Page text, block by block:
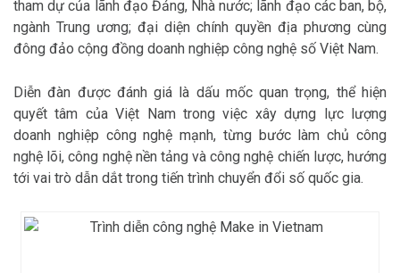
tham dự của lãnh đạo Đảng, Nhà nước; lãnh đạo các ban, bộ,
ngành Trung ương; đại diện chính quyền địa phương cùng
đông đảo cộng đồng doanh nghiệp công nghệ số Việt Nam.
Diễn đàn được đánh giá là dấu mốc quan trọng, thể hiện
quyết tâm của Việt Nam trong việc xây dựng lực lượng
doanh nghiệp công nghệ mạnh, từng bước làm chủ công
nghệ lõi, công nghệ nền tảng và công nghệ chiến lược, hướng
tới vai trò dẫn dắt trong tiến trình chuyển đổi số quốc gia.